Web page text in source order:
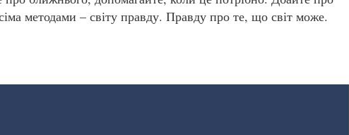
методами – світу правду. Правду про те, що світ може.